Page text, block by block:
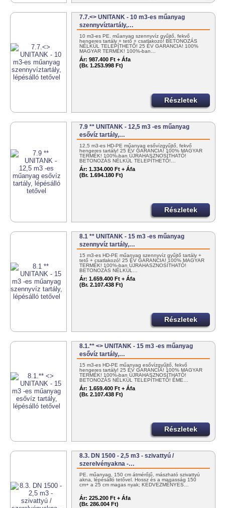
7.7.<> UNITANK - 10 m3-es műanyag
szennyvíztartály,…
10 m3-es PE. műanyag szennyvíz gyűjtő, fekvő
hengeres tartály + tető + csatlakozó! BETONOZÁS
NÉLKÜL TELEPÍTHETŐ! 25 ÉV GARANCIA! 100%
MAGYAR TERMÉK! 100%-ban…
Ár: 987.400 Ft + Áfa
(Br. 1.253.998 Ft)
Részletek
7.9 ** UNITANK - 12,5 m3 -es műanyag
esővíz tartály,…
12,5 m3-es HD-PE műanyag esővízgyűjtő, fekvő
hengeres tartály! 25 ÉV GARANCIA! 100% MAGYAR
TERMÉK! 100%-ban ÚJRAHASZNOSÍTHATÓ!
BETONOZÁS NÉLKÜL TELEPÍTHETŐ!…
Ár: 1.334.000 Ft + Áfa
(Br. 1.694.180 Ft)
Részletek
8.1 ** UNITANK - 15 m3 -es műanyag
szennyvíz tartály,…
15 m3-es HD-PE műanyag szennyvíz gyűjtő tartály +
tető + csatlakozó! 25 ÉV GARANCIA! 100% MAGYAR
TERMÉK! 100%-ban ÚJRAHASZNOSÍTHATÓ!
BETONOZÁS NÉLKÜL…
Ár: 1.659.400 Ft + Áfa
(Br. 2.107.438 Ft)
Részletek
8.1.** <> UNITANK - 15 m3 -es műanyag
esővíz tartály,…
15 m3-es HD-PE műanyag esővízgyűjtő, fekvő
hengeres tartály! 25 ÉV GARANCIA! 100% MAGYAR
TERMÉK! 100%-ban ÚJRAHASZNOSÍTHATÓ!
BETONOZÁS NÉLKÜL TELEPÍTHETŐ! ÉME…
Ár: 1.659.400 Ft + Áfa
(Br. 2.107.438 Ft)
Részletek
8.3. DN 1500 - 2,5 m3 - szivattyú /
szerelvényakna -…
PE. műanyag, 150 cm átmérőjű, mászható szivattyú
akna, lépésálló tetővel. Hossz és a magasság 150
cm+ a 25 cm magas nyak; KEDVEZMÉNYES…
Ár: 225.200 Ft + Áfa
(Br. 286.004 Ft)